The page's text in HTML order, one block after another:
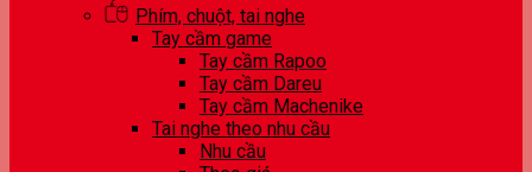
Phím, chuột, tai nghe
Tay cầm game
Tay cầm Rapoo
Tay cầm Dareu
Tay cầm Machenike
Tai nghe theo nhu cầu
Nhu cầu